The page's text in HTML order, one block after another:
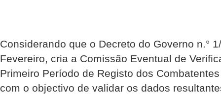
Considerando que o Decreto do Governo n.°
Fevereiro, cria a Comissão Eventual de
Primeiro Período de Registo dos
com o objectivo de validar os dados